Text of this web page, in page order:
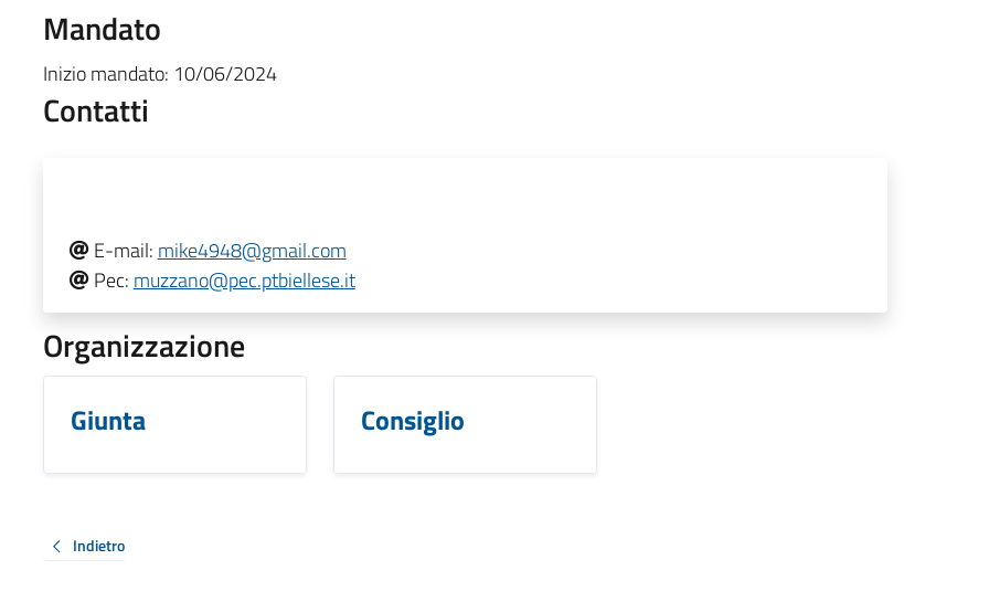
Mandato
Inizio mandato: 10/06/2024
Contatti
E-mail: mike4948@gmail.com
Pec: muzzano@pec.ptbiellese.it
Organizzazione
Giunta Consiglio
Indietro